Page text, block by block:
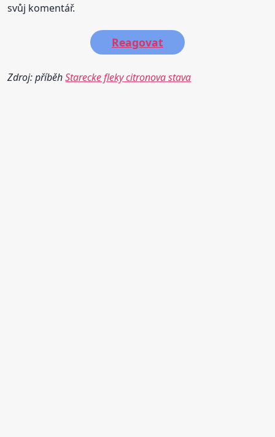
svůj komentář.
Reagovat
Zdroj: příběhStarecke fleky citronova stava